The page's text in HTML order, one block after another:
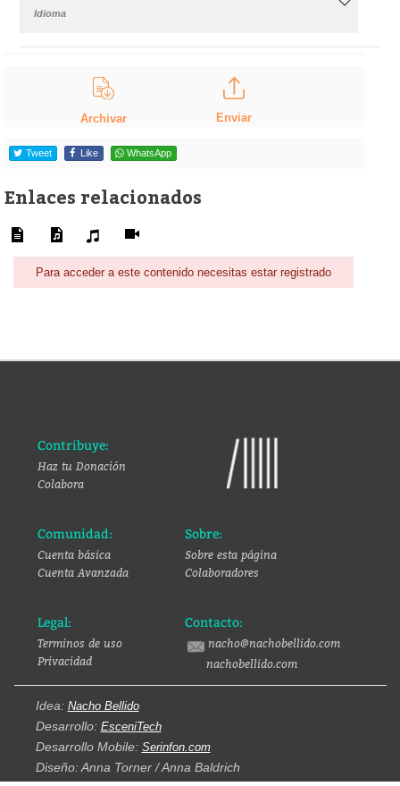
Idioma
Archivar Enviar
Tweet Like WhatsApp
Enlaces relacionados
Para acceder a este contenido necesitas estar registrado
Contribuye:
Haz tu Donación
Colabora
Comunidad:
Cuenta básica
Cuenta Avanzada
Sobre:
Sobre esta página
Colaboradores
Legal:
Terminos de uso
Privacidad
Contacto:
nacho@nachobellido.com
nachobellido.com
Idea: Nacho Bellido
Desarrollo: EsceniTech
Desarrollo Mobile: Serinfon.com
Diseño: Anna Torner / Anna Baldrich